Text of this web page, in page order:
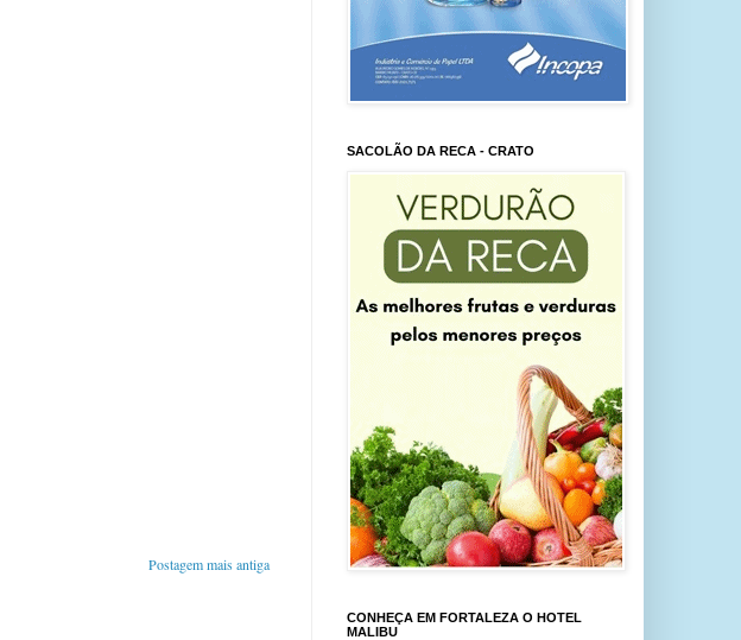
Postagem mais antiga
SACOLÃO DA RECA - CRATO
CONHEÇA EM FORTALEZA O HOTEL
MALIBU